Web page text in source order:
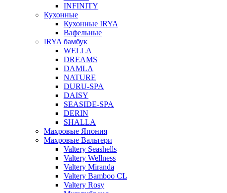
INFINITY
Кухонные
Кухонные IRYA
Вафельные
IRYA бамбук
WELLA
DREAMS
DAMLA
NATURE
DURU-SPA
DAISY
SEASIDE-SPA
DERIN
SHALLA
Махровые Япония
Махровые Вальтери
Valtery Seashells
Valtery Wellness
Valtery Miranda
Valtery Bamboo CL
Valtery Rosy